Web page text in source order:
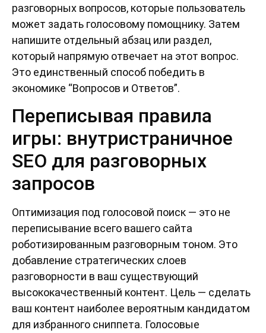
разговорных вопросов, которые пользователь
может задать голосовому помощнику. Затем
напишите отдельный абзац или раздел,
который напрямую отвечает на этот вопрос.
Это единственный способ победить в
экономике “Вопросов и Ответов”.
Переписывая правила
игры: внутристраничное
SEO для разговорных
запросов
Оптимизация под голосовой поиск — это не
переписывание всего вашего сайта
роботизированным разговорным тоном. Это
добавление стратегических слоев
разговорности в ваш существующий
высококачественный контент. Цель — сделать
ваш контент наиболее вероятным кандидатом
для избранного сниппета. Голосовые